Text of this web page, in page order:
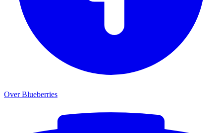
Over Blueberries